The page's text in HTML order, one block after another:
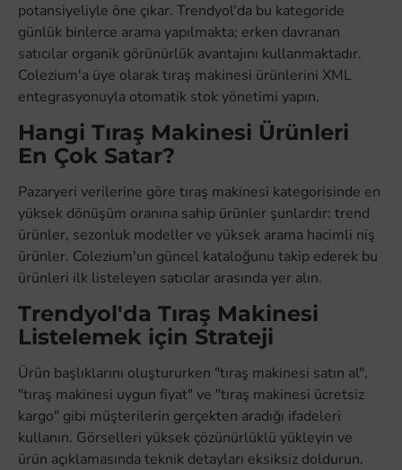
potansiyeliyle öne çıkar. Trendyol'da bu kategoride
günlük binlerce arama yapılmakta; erken davranan
satıcılar organik görünürlük avantajını kullanmaktadır.
Colezium'a üye olarak tıraş makinesi ürünlerini XML
entegrasyonuyla otomatik stok yönetimi yapın.
Hangi Tıraş Makinesi Ürünleri
En Çok Satar?
Pazaryeri verilerine göre tıraş makinesi kategorisinde en
yüksek dönüşüm oranına sahip ürünler şunlardır: trend
ürünler, sezonluk modeller ve yüksek arama hacimli niş
ürünler. Colezium'un güncel kataloğunu takip ederek bu
ürünleri ilk listeleyen satıcılar arasında yer alın.
Trendyol'da Tıraş Makinesi
Listelemek için Strateji
Ürün başlıklarını oluştururken "tıraş makinesi satın al",
"tıraş makinesi uygun fiyat" ve "tıraş makinesi ücretsiz
kargo" gibi müşterilerin gerçekten aradığı ifadeleri
kullanın. Görselleri yüksek çözünürlüklü yükleyin ve
ürün açıklamasında teknik detayları eksiksiz doldurun.